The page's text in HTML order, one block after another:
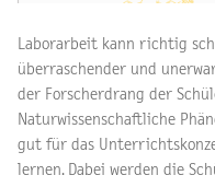
Laborarbeit kann richtig
überraschender und
der Forscherdrang der
Naturwissenschaftliche
gut für das
lernen. Dabei werden die